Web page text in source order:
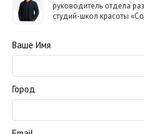
руководитель отдела
студий-школ красоты
Ваше Имя
Город